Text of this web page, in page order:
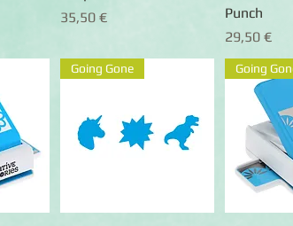
Preis
35,50 €
Punch
Preis
29,50 €
Going Gone Going